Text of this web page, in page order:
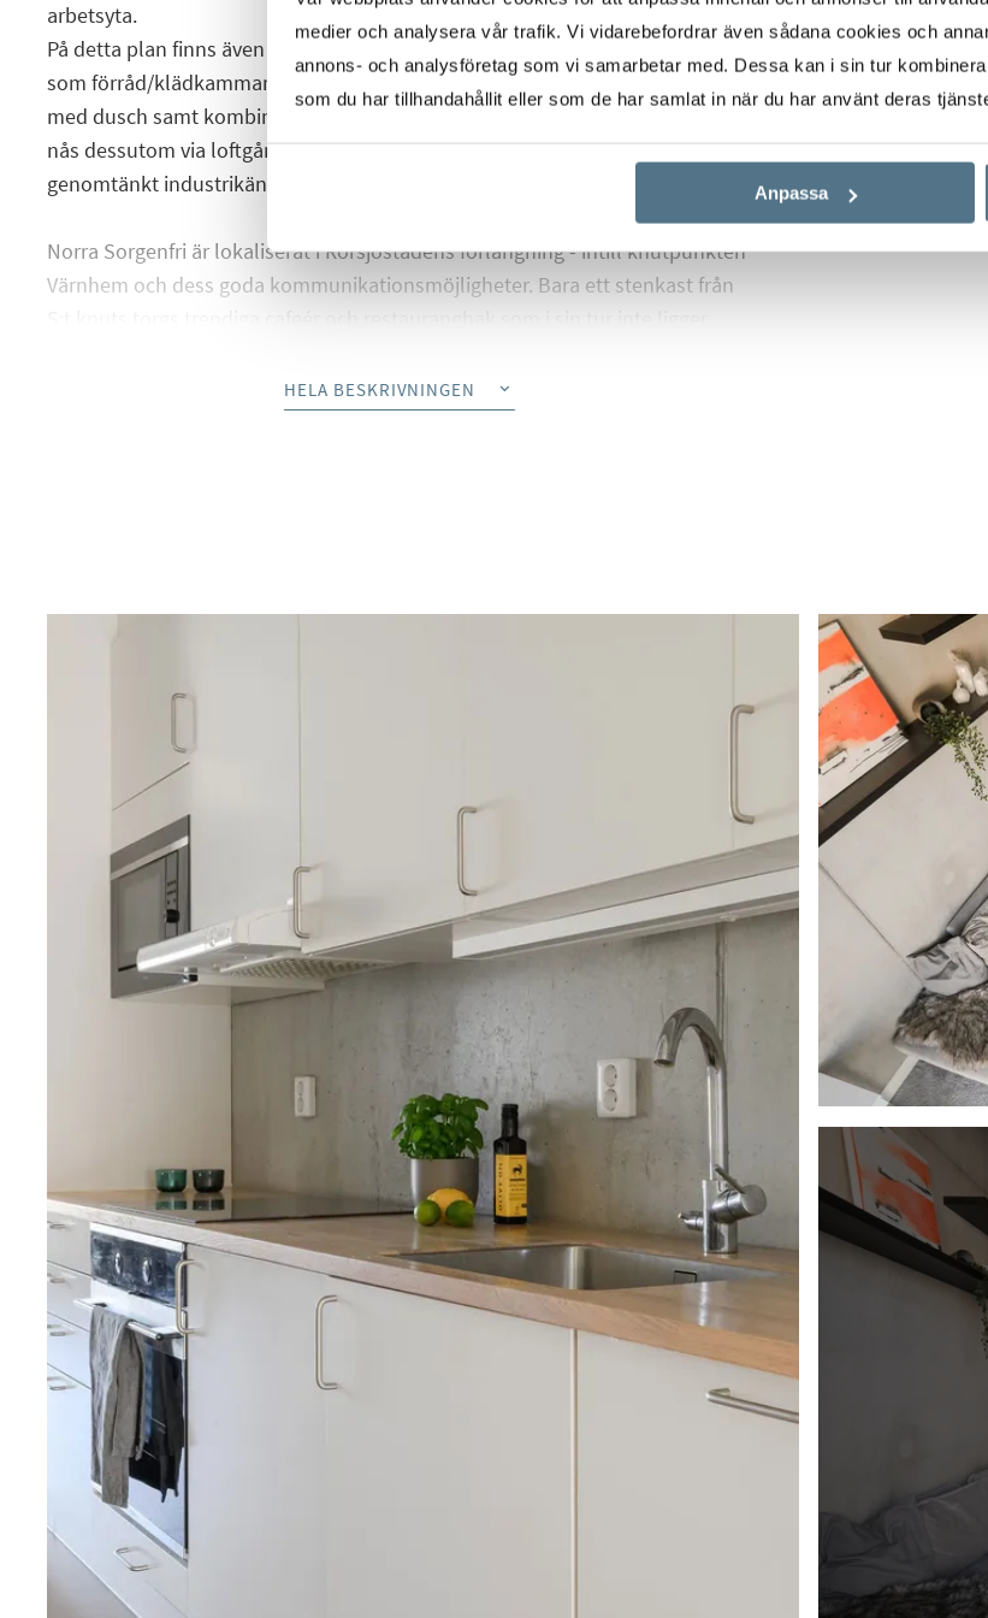
medier och analysera vår trafik. Vi vidarebefordrar även sådana cookies och
annons- och analysföretag som vi samarbetar med. Dessa kan i sin tur
som du har tillhandahållit eller som de har samlat in när du har använt deras
Anpassa
arbetsyta.
På detta plan finns även ett sovrum samt ett mindre rum som idag nyttjas
som förråd/klädkammare. Det moderna badrummet är rymligt och utrustat
med dusch samt kombinerad tvättmaskin och torktumlare. Ovanvåningen
nås dessutom via loftgången från innergården Bostaden genomsyras av en
genomtänkt industrikänsla i samspel med smarta förvaringslösningar
Norra Sorgenfri är lokaliserat i Rörsjöstadens förlängning - intill knutpunkten
Värnhem och dess goda kommunikationsmöjligheter. Bara ett stenkast från
S:t knuts torgs trendiga cafeér och restauranghak som i sin tur inte ligger
och caféer väntar runt varje väderstreck, grönskande parker nås en kort
promenad bort och busshållplats finns ett stenkast från byggnaden.
Här välkomnas du av vitlaserad ekparkett i kombination med råa
betongväggar som sätter tonen för bostadens industriella uttryck. Hallen
erbjuder praktiska förvaringslösningar i form av garderob och hatthylla.
Sovrummet präglas av samma enhetliga materialval med vitlaserat golv och
betongväggar. Här finns gott om plats för en dubbelsäng. I anslutning till
hallen ligger en klädkammare som idag används som förvaring. En vitmålad
gipsvägg bryter av och skapar en fin kontrast till de råa ytorna.
Stilrent kök från Marbodal som harmoniserar väl med bostadens industriella
karaktär. Vita skåpluckor kombineras med stänkskydd i rå betong och en
bänkskiva i massiv ek, vilket ger en både modern och varm känsla. Här finns
gott om förvaring och arbetsytor. Köket är utrustat med induktionshäll och
ugn, mikro, kyl/frys, fläkt samt diskmaskin.
Vardagsrum
Ett lättmöblerat och socialt rum med plats för både soffgrupp och matbord,
alternativt en kombination med arbetsplats för den som önskar. De öppna
ytorna skapar flexibilitet och möjliggör flera olika möbleringsalternativ.
Badrum
Rymligt och funktionellt badrum utrustat med toalett, handfat, badrumsskåp
samt kombinerad tvättmaskin och torktumlare. Här finns även en elburen
HELA BESKRIVNINGEN